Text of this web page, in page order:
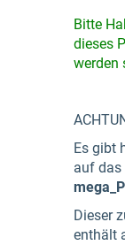
Bitte
dieses
werden
Es gibt
auf das
Dieser
enthält